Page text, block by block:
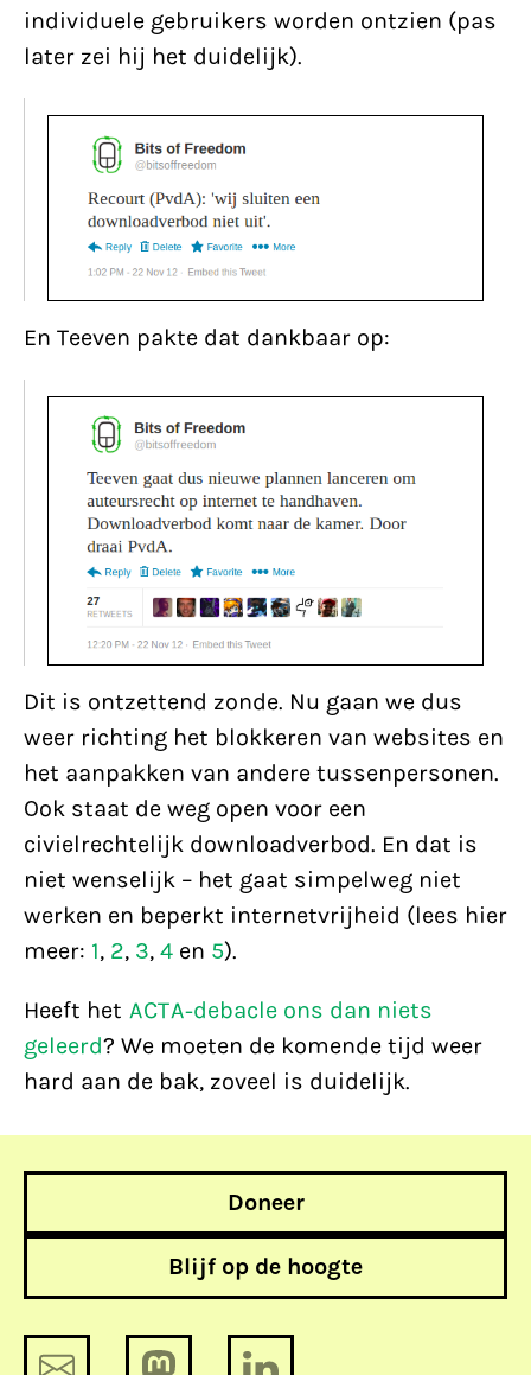
individuele gebruikers worden ontzien (pas
later zei hij het duidelijk).
En Teeven pakte dat dankbaar op:
Dit is ontzettend zonde. Nu gaan we dus
weer richting het blokkeren van websites en
het aanpakken van andere tussenpersonen.
Ook staat de weg open voor een
civielrechtelijk downloadverbod. En dat is
niet wenselijk – het gaat simpelweg niet
werken en beperkt internetvrijheid (lees hier
meer: 1, 2, 3, 4 en 5).
Heeft het ACTA-debacle ons dan niets
geleerd? We moeten de komende tijd weer
hard aan de bak, zoveel is duidelijk.
Doneer
Blijf op de hoogte